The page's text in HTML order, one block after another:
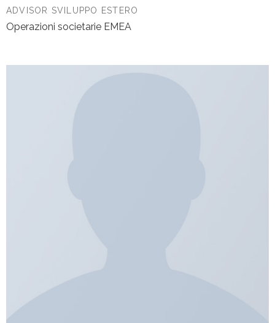
ADVISOR SVILUPPO ESTERO
Operazioni societarie EMEA